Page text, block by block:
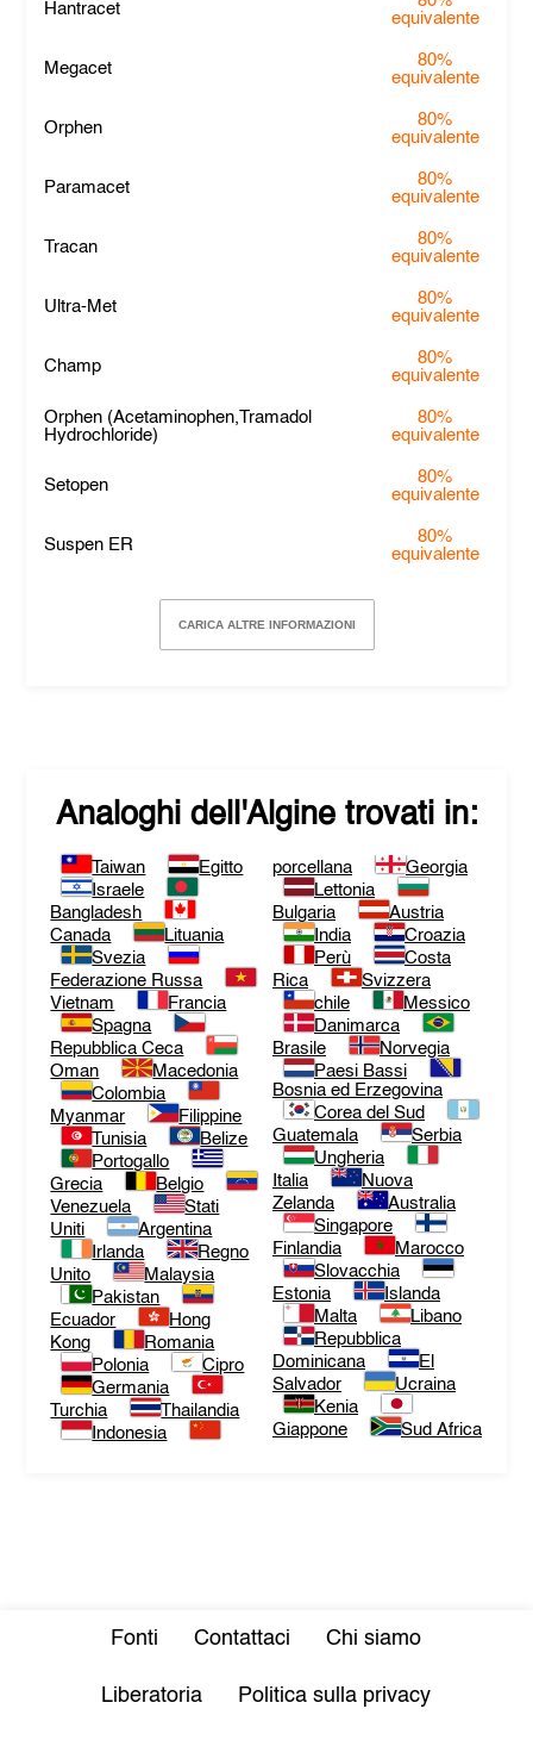
Hantracet
equivalente
Megacet
80%
equivalente
Orphen
80%
equivalente
Paramacet
80%
equivalente
Tracan
80%
equivalente
Ultra-Met
80%
equivalente
Champ
80%
equivalente
Orphen (Acetaminophen,Tramadol
Hydrochloride)
80%
equivalente
Setopen
80%
equivalente
Suspen ER
80%
equivalente
CARICA ALTRE INFORMAZIONI
Analoghi dell'Alginetrovati in:
Taiwan
Egitto
Israele
Bangladesh
Canada
Lituania
Svezia
Federazione Russa
Vietnam
Francia
Spagna
Repubblica Ceca
Oman
Macedonia
Colombia
Myanmar
Filippine
Tunisia
Belize
Portogallo
Grecia
Belgio
Venezuela
Stati
Uniti
Argentina
Irlanda
Regno
Unito
Malaysia
Pakistan
Ecuador
Hong
Kong
Romania
Polonia
Cipro
Germania
Turchia
Thailandia
Indonesia
porcellana
Georgia
Lettonia
Bulgaria
Austria
India
Croazia
Perù
Costa
Rica
Svizzera
chile
Messico
Danimarca
Brasile
Norvegia
Paesi Bassi
Bosnia ed Erzegovina
Corea del Sud
Guatemala
Serbia
Ungheria
Italia
Nuova
Zelanda
Australia
Singapore
Finlandia
Marocco
Slovacchia
Estonia
Islanda
Malta
Libano
Repubblica
Dominicana
El
Salvador
Ucraina
Kenia
Giappone
Sud Africa
Fonti Contattaci Chi siamo
Liberatoria Politica sulla privacy